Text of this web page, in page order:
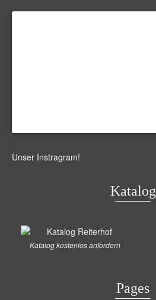
Unser Instragram!
Katalog
Katalog kostenlos anfordern
Pages